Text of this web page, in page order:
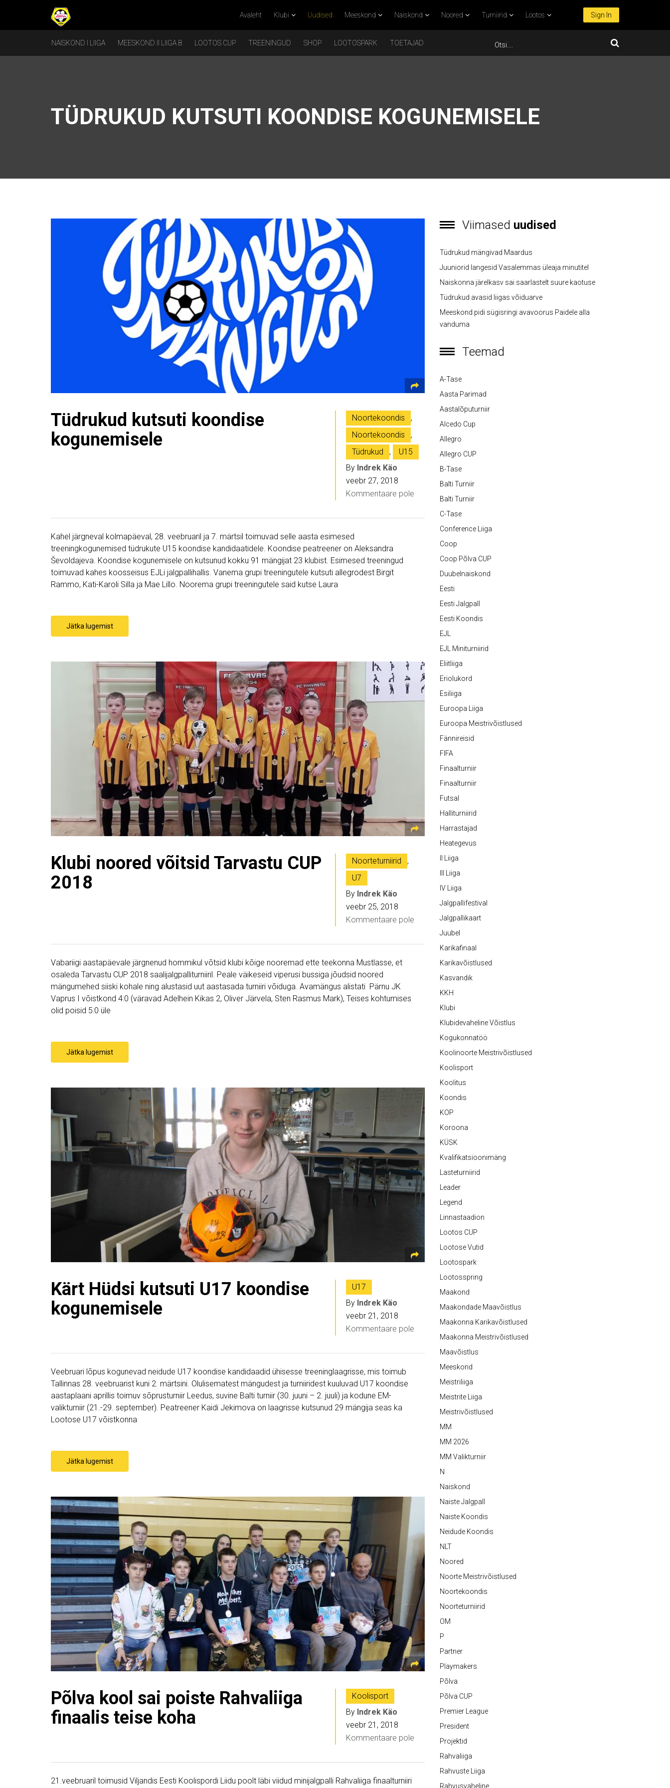
Avaleht Klubi Uudised Meeskond Naiskond Noored Turniirid Lootos Sign In
NAISKOND I LIIGA MEESKOND II LIIGA B LOOTOS CUP TREENINGUD SHOP LOOTOSPARK TOETAJAD
TÜDRUKUD KUTSUTI KOONDISE KOGUNEMISELE
Tüdrukud kutsuti koondise
kogunemisele
Noortekoondis
,
Noortekoondis
,
Tüdrukud
,
U15
By Indrek Käo
veebr 27, 2018
Kommentaare pole
Kahel järgneval kolmapäeval, 28. veebruaril ja 7. märtsil toimuvad selle aasta esimesed
treeningkogunemised tüdrukute U15 koondise kandidaatidele. Koondise peatreener on Aleksandra
Ševoldajeva. Koondise kogunemisele on kutsunud kokku 91 mängijat 23 klubist. Esimesed treeningud
toimuvad kahes koosseisus EJLi jalgpallihallis. Vanema grupi treeningutele kutsuti allegrodest Birgit
Rammo, Kati-Karoli Silla ja Mae Lillo. Noorema grupi treeningutele said kutse Laura
Jätka lugemist
Klubi noored võitsid Tarvastu CUP
2018
Noorteturniirid
,
U7
By Indrek Käo
veebr 25, 2018
Kommentaare pole
Vabariigi aastapäevale järgnenud hommikul võtsid klubi kõige nooremad ette teekonna Mustlasse, et
osaleda Tarvastu CUP 2018 saalijalgpalliturniiril. Peale väikeseid viperusi bussiga jõudsid noored
mängumehed siiski kohale ning alustasid uut aastasada turniiri võiduga. Avamängus alistati Pärnu JK
Vaprus I võistkond 4:0 (väravad Adelhein Kikas 2, Oliver Järvela, Sten Rasmus Mark), Teises kohtumises
olid poisid 5:0 üle
Jätka lugemist
Kärt Hüdsi kutsuti U17 koondise
kogunemisele
U17
By Indrek Käo
veebr 21, 2018
Kommentaare pole
Veebruari lõpus kogunevad neidude U17 koondise kandidaadid ühisesse treeninglaagrisse, mis toimub
Tallinnas 28. veebruarist kuni 2. märtsini. Olulisematest mängudest ja turniiridest kuuluvad U17 koondise
aastaplaani aprillis toimuv sõprusturniir Leedus, suvine Balti turniir (30. juuni – 2. juuli) ja kodune EM-
valikturniir (21.-29. september). Peatreener Kaidi Jekimova on laagrisse kutsunud 29 mängija seas ka
Lootose U17 võistkonna
Jätka lugemist
Põlva kool sai poiste Rahvaliiga
finaalis teise koha
Koolisport
By Indrek Käo
veebr 21, 2018
Kommentaare pole
21.veebruaril toimusid Viljandis Eesti Koolispordi Liidu poolt läbi viidud minijalgpalli Rahvaliiga finaalturniiri
Viimased uudised
Tüdrukud mängivad Maardus
Juuniorid langesid Vasalemmas üleaja minutitel
Naiskonna järelkasv sai saarlastelt suure kaotuse
Tüdrukud avasid liigas võiduarve
Meeskond pidi sügisringi avavoorus Paidele alla
vanduma
Teemad
A-Tase
Aasta Parimad
Aastalõputurniir
Alcedo Cup
Allegro
Allegro CUP
B-Tase
Balti Turniir
Balti Turniir
C-Tase
Conference Liiga
Coop
Coop Põlva CUP
Duubelnaiskond
Eesti
Eesti Jalgpall
Eesti Koondis
EJL
EJL Miniturniirid
Eliitliiga
Eriolukord
Esiliiga
Euroopa Liiga
Euroopa Meistrivõistlused
Fännireisid
FIFA
Finaalturniir
Finaalturniir
Futsal
Halliturniirid
Harrastajad
Heategevus
II Liiga
III Liiga
IV Liiga
Jalgpallifestival
Jalgpallikaart
Juubel
Karikafinaal
Karikavõistlused
Kasvandik
KKH
Klubi
Klubidevaheline Võistlus
Kogukonnatöö
Koolinoorte Meistrivõistlused
Koolisport
Koolitus
Koondis
KOP
Koroona
KÜSK
Kvalifikatsioonimäng
Lasteturniirid
Leader
Legend
Linnastaadion
Lootos CUP
Lootose Vutid
Lootospark
Lootosspring
Maakond
Maakondade Maavõistlus
Maakonna Karikavõistlused
Maakonna Meistrivõistlused
Maavõistlus
Meeskond
Meistriliiga
Meistrite Liiga
Meistrivõistlused
MM
MM 2026
MM Valikturniir
N
Naiskond
Naiste Jalgpall
Naiste Koondis
Neidude Koondis
NLT
Noored
Noorte Meistrivõistlused
Noortekoondis
Noorteturniirid
OM
P
Partner
Playmakers
Põlva
Põlva CUP
Premier League
President
Projektid
Rahvaliiga
Rahvuste Liiga
Rahvusvaheline